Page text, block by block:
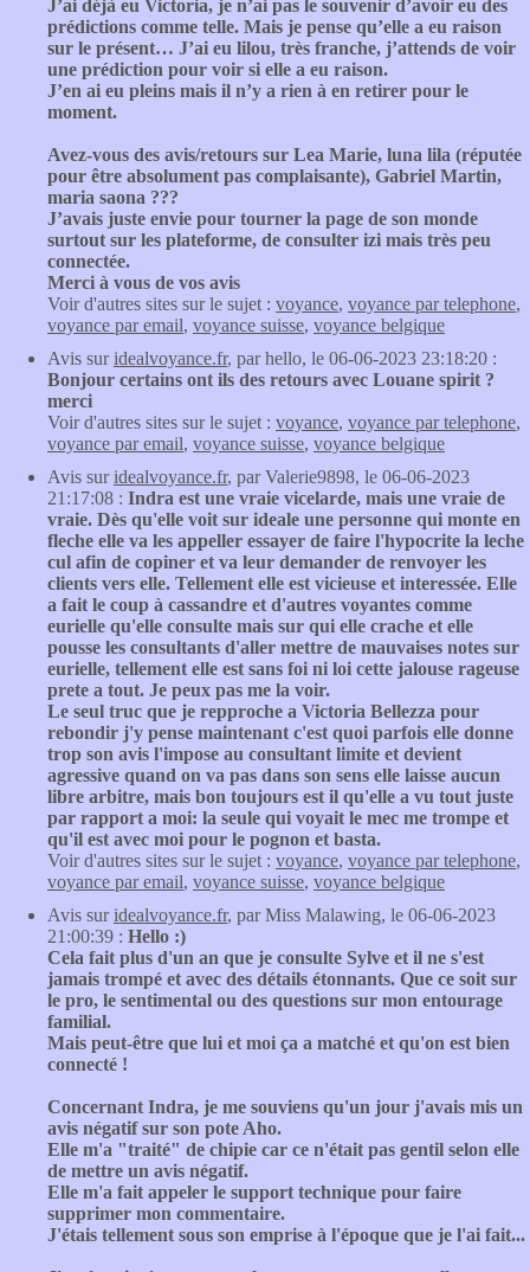
J’ai déjà eu Victoria, je n’ai pas le souvenir d’avoir eu des
prédictions comme telle. Mais je pense qu’elle a eu raison
sur le présent… J’ai eu lilou, très franche, j’attends de voir
une prédiction pour voir si elle a eu raison.
J’en ai eu pleins mais il n’y a rien à en retirer pour le
moment.
Avez-vous des avis/retours sur Lea Marie, luna lila (réputée
pour être absolument pas complaisante), Gabriel Martin,
maria saona ???
J’avais juste envie pour tourner la page de son monde
surtout sur les plateforme, de consulter izi mais très peu
connectée.
Merci à vous de vos avis
Voir d'autres sites sur le sujet : voyance, voyance par telephone,
voyance par email, voyance suisse, voyance belgique
Avis suridealvoyance.fr, par hello, le 06-06-2023 23:18:20 :
Bonjour certains ont ils des retours avec Louane spirit ?
merci
Voir d'autres sites sur le sujet : voyance, voyance par telephone,
voyance par email, voyance suisse, voyance belgique
Avis suridealvoyance.fr, par Valerie9898, le 06-06-2023
21:17:08 : Indra est une vraie vicelarde, mais une vraie de
vraie. Dès qu'elle voit sur ideale une personne qui monte en
fleche elle va les appeller essayer de faire l'hypocrite la leche
cul afin de copiner et va leur demander de renvoyer les
clients vers elle. Tellement elle est vicieuse et interessée. Elle
a fait le coup à cassandre et d'autres voyantes comme
eurielle qu'elle consulte mais sur qui elle crache et elle
pousse les consultants d'aller mettre de mauvaises notes sur
eurielle, tellement elle est sans foi ni loi cette jalouse rageuse
prete a tout. Je peux pas me la voir.
Le seul truc que je repproche a Victoria Bellezza pour
rebondir j'y pense maintenant c'est quoi parfois elle donne
trop son avis l'impose au consultant limite et devient
agressive quand on va pas dans son sens elle laisse aucun
libre arbitre, mais bon toujours est il qu'elle a vu tout juste
par rapport a moi: la seule qui voyait le mec me trompe et
qu'il est avec moi pour le pognon et basta.
Voir d'autres sites sur le sujet : voyance, voyance par telephone,
voyance par email, voyance suisse, voyance belgique
Avis suridealvoyance.fr, par Miss Malawing, le 06-06-2023
21:00:39 : Hello :)
Cela fait plus d'un an que je consulte Sylve et il ne s'est
jamais trompé et avec des détails étonnants. Que ce soit sur
le pro, le sentimental ou des questions sur mon entourage
familial.
Mais peut-être que lui et moi ça a matché et qu'on est bien
connecté !
Concernant Indra, je me souviens qu'un jour j'avais mis un
avis négatif sur son pote Aho.
Elle m'a "traité" de chipie car ce n'était pas gentil selon elle
de mettre un avis négatif.
Elle m'a fait appeler le support technique pour faire
supprimer mon commentaire.
J'étais tellement sous son emprise à l'époque que je l'ai fait...